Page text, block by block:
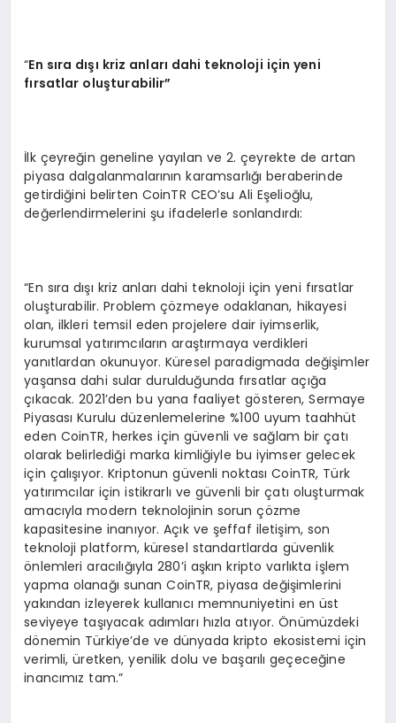
“En sıra dışı kriz anları dahi teknoloji için yeni
fırsatlar oluşturabilir”
İlk çeyreğin geneline yayılan ve 2. çeyrekte de artan
piyasa dalgalanmalarının karamsarlığı beraberinde
getirdiğini belirten CoinTR CEO’su Ali Eşelioğlu,
değerlendirmelerini şu ifadelerle sonlandırdı:
“En sıra dışı kriz anları dahi teknoloji için yeni fırsatlar
oluşturabilir. Problem çözmeye odaklanan, hikayesi
olan, ilkleri temsil eden projelere dair iyimserlik,
kurumsal yatırımcıların araştırmaya verdikleri
yanıtlardan okunuyor. Küresel paradigmada değişimler
yaşansa dahi sular durulduğunda fırsatlar açığa
çıkacak. 2021’den bu yana faaliyet gösteren, Sermaye
Piyasası Kurulu düzenlemelerine %100 uyum taahhüt
eden CoinTR, herkes için güvenli ve sağlam bir çatı
olarak belirlediği marka kimliğiyle bu iyimser gelecek
için çalışıyor. Kriptonun güvenli noktası CoinTR, Türk
yatırımcılar için istikrarlı ve güvenli bir çatı oluşturmak
amacıyla modern teknolojinin sorun çözme
kapasitesine inanıyor. Açık ve şeffaf iletişim, son
teknoloji platform, küresel standartlarda güvenlik
önlemleri aracılığıyla 280’i aşkın kripto varlıkta işlem
yapma olanağı sunan CoinTR, piyasa değişimlerini
yakından izleyerek kullanıcı memnuniyetini en üst
seviyeye taşıyacak adımları hızla atıyor. Önümüzdeki
dönemin Türkiye’de ve dünyada kripto ekosistemi için
verimli, üretken, yenilik dolu ve başarılı geçeceğine
inancımız tam.”